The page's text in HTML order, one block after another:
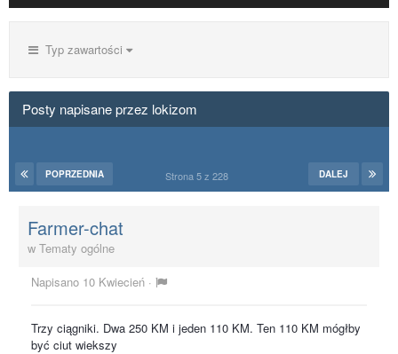
Typ zawartości
Posty napisane przez lokizom
POPRZEDNIA DALEJ
Strona 5 z 228
Farmer-chat
w Tematy ogólne
Napisano 10 Kwiecień ·
Trzy ciągniki. Dwa 250 KM i jeden 110 KM. Ten 110 KM mógłby
być ciut wiekszy